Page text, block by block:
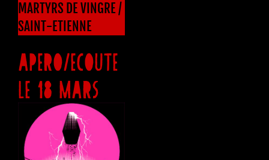
MARTYRS DE VINGRE /
SAINT-ETIENNE
APERO/ECOUTE
LE 18 MARS